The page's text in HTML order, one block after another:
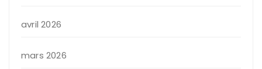
avril 2026
mars 2026